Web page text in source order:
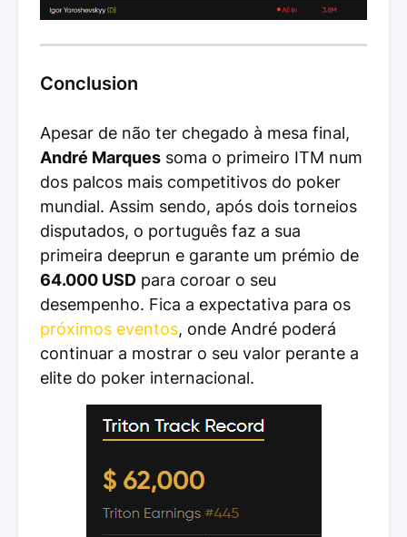
Conclusion
Apesar de não ter chegado à mesa final,
André Marques soma o primeiro ITM num
dos palcos mais competitivos do poker
mundial. Assim sendo, após dois torneios
disputados, o português faz a sua
primeira deeprun e garante um prémio de
64.000 USD para coroar o seu
desempenho. Fica a expectativa para os
próximos eventos, onde André poderá
continuar a mostrar o seu valor perante a
elite do poker internacional.